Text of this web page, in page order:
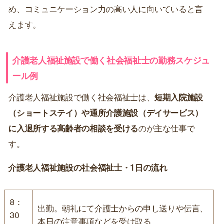
め、コミュニケーション力の高い人に向いていると言
えます。
介護老人福祉施設で働く社会福祉士の勤務スケジュ
ール例
介護老人福祉施設で働く社会福祉士は、短期入院施設
（ショートステイ）や通所介護施設（デイサービス）
に入退所する高齢者の相談を受けるのが主な仕事で
す。
介護老人福祉施設の社会福祉士・1日の流れ
8：
30
出勤。朝礼にて介護士からの申し送りや伝言、
本日の注意事項などを受け取る